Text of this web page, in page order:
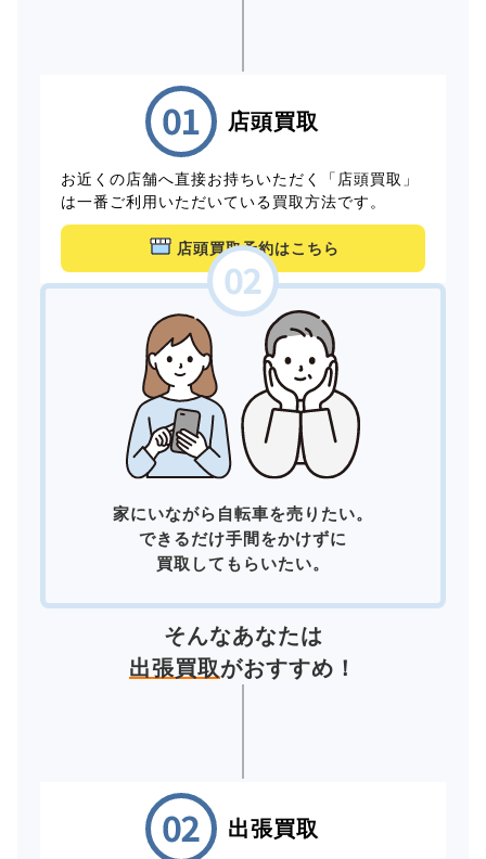
店頭買取
お近くの店舗へ直接お持ちいただく「店頭買取」
は一番ご利用いただいている買取方法です。
店頭買取予約はこちら
家にいながら自転車を売りたい。
できるだけ手間をかけずに
買取してもらいたい。
そんなあなたは
出張買取がおすすめ！
出張買取